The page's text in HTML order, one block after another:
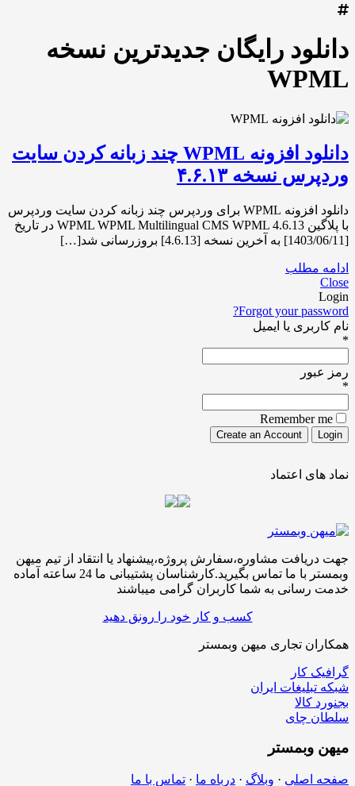
دانلود رایگان جدیدترین نسخه
WPML
دانلود افزونه WPML چند زبانه کردن سایت
وردپرس نسخه ۴.۶.۱۳
دانلود افزونه WPML برای وردپرس چند زبانه کردن سایت وردپرس
با پلاگین WPML WPML Multilingual CMS WPML 4.6.13 در تاریخ
[1403/06/11] به آخرین نسخه [4.6.13] بروزرسانی شد[…]
ادامه مطلب
Close
Login
Forgot your password?
نام کاربری یا ایمیل
*
رمز عبور
*
Remember me
نماد های اعتماد
جهت دریافت مشاوره،سفارش پروژه،پیشنهاد یا انتقاد از تیم میهن
وبمستر با ما تماس بگیرید.کارشناسان پشتیبانی ما 24 ساعته آماده
خدمت رسانی به شما کاربران گرامی میباشند
کسب و کار خود را رونق دهید
همکاران تجاری میهن وبمستر
گرافیک کار
شبکه تبلیغات ایران
بجنورد کالا
سلطان چای
میهن وبمستر
صفحه اصلی · وبلاگ · درباه ما · تماس با ما